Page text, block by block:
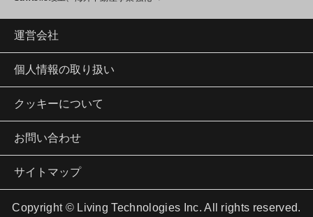
運営会社
個人情報の取り扱い
クッキーについて
お問い合わせ
サイトマップ
Copyright © Living Technologies Inc. All rights reserved.